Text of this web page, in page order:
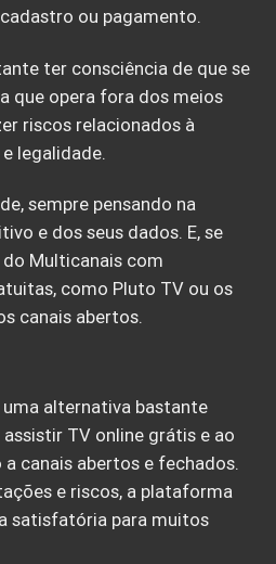
ou pagamento.
ter consciência de que se
que opera fora dos meios
riscos relacionados à
legalidade.
sempre pensando na
e dos seus dados. E, se
do Multicanais com
como Pluto TV ou os
canais abertos.
alternativa bastante
TV online grátis e ao
canais abertos e fechados.
e riscos, a plataforma
satisfatória para muitos